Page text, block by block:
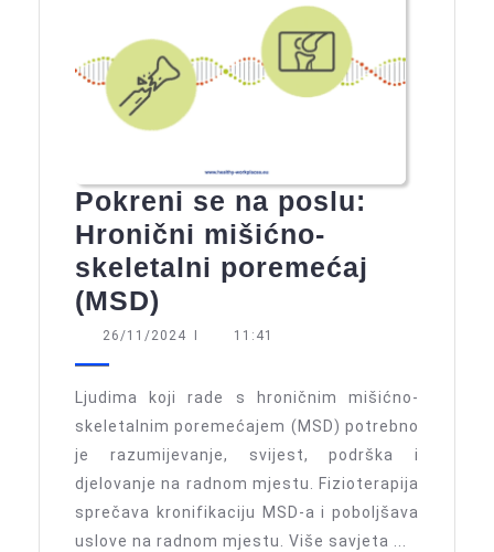
Pokreni se na poslu:
Hronični mišićno-
skeletalni poremećaj
(MSD)
se
poslu:
Hronični
mišićno-
skeletalni
poremećaj
26/11/2024 26/11/2024
11:41
Ljudima koji rade s hroničnim mišićno-
skeletalnim poremećajem (MSD) potrebno
je razumijevanje, svijest, podrška i
djelovanje na radnom mjestu. Fizioterapija
sprečava kronifikaciju MSD-a i poboljšava
uslove na radnom mjestu. Više savjeta ...